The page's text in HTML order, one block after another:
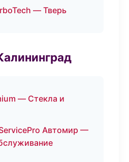
— Тверь
— Стекла и
Автомир —